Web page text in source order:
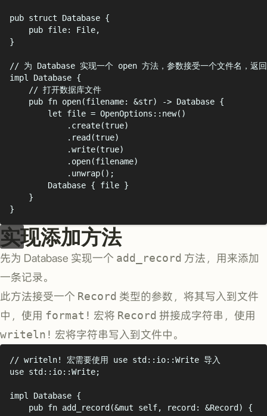
pub struct Database {
pub file: File,
}
// 为 Database 实现一个 open 方法，参数接受一个文件名，返
impl
Database {
// 打开数据库文件
pub fn open(filename: &str) -> Database {
let file = OpenOptions :: new()
. create(true)
. read (true)
.write(true)
. open(filename)
. unwrap();
Database { file }
}
}
实现添加方法
先为 Database 实现一个 add_record 方法，用来添加
一条记录。
此方法接受一个 Record 类型的参数，将其写入到文件
中，使用 format! 宏将 Record 拼接成字符串，使用
writeln! 宏将字符串写入到文件中。
// writeln! 宏需要使用 use std::io::Write 导入
use std :: io::Write;
impl Database {
pub fn add_record (&mut self, record : &Record )
{